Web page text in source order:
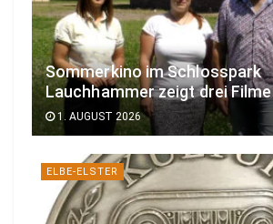
Sommerkino im Schlosspark
Lauchhammer zeigt drei Filme
1. AUGUST 2026
ELBE-ELSTER